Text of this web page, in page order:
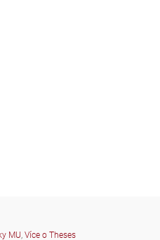
MU, Více o Theses